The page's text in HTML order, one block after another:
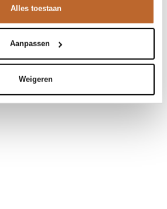
Alles toestaan
Aanpassen
Weigeren